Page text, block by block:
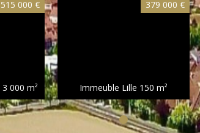
515 000 €
3 000 m²
379 000 €
Immeuble Lille 150 m²